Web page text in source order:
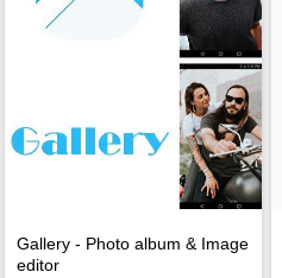
Gallery - Photo album & Image
editor